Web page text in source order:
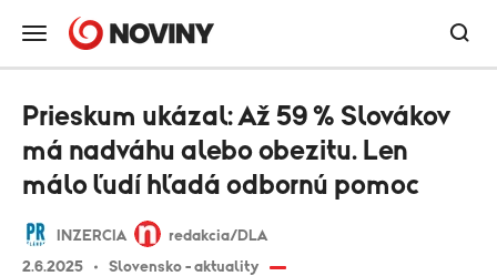
INZERCIA
redakcia/DLA
2.6.2025
Slovensko - aktuality
Prieskum ukázal: Až 59 % Slovákov
má nadváhu alebo obezitu. Len
málo ľudí hľadá odbornú pomoc